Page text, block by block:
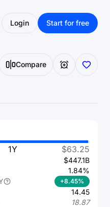
Login Start for free
Compare
1Y $63.25
$447.1B
1.84%
+8.45%
14.45
18.87